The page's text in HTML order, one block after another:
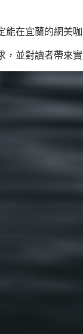
能在宜蘭的網美
並對讀者帶來實